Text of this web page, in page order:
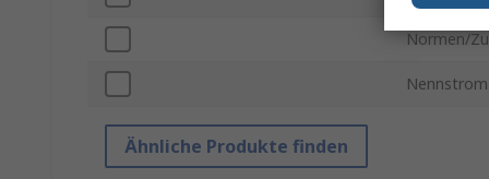
Normen/
Nennstrom
Ähnliche Produkte finden